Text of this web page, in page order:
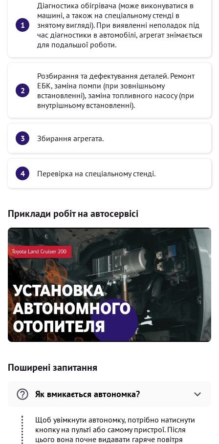
Діагностика обігрівача (може виконуватися в
машині, а також на спеціальному стенді в
знятому вигляді). При виявленні неполадок під
час діагностики в автомобілі, агрегат знімається
для подальшої роботи.
Розбирання та дефектування деталей. Ремонт
ЕБК, заміна помпи (при зовнішньому
встановленні), заміна топливного насосу (при
внутрішньому встановленні).
Збирання агрегата.
Перевірка на спеціальному стенді.
Приклади робіт на автосервісі
Поширені запитання
Як вмикається автономка?
Щоб увімкнути автономку, потрібно натиснути
кнопку на пульті або самому пристрої. Після
цього вона почне видавати гаряче повітря